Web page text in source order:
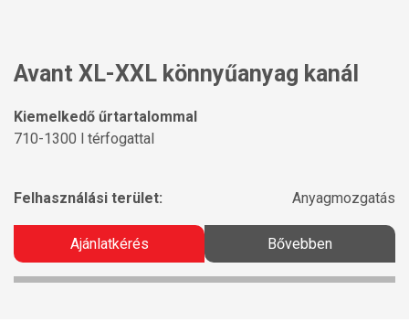
Avant XL-XXL könnyűanyag kanál
Kiemelkedő űrtartalommal
710-1300 l térfogattal
Felhasználási terület: Anyagmozgatás
Ajánlatkérés Bővebben